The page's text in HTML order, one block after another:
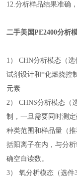
12.分析样品结果准确
二手美国PE2400分析
1） CHN分析模态（
试剂设计和*化燃烧控
元素
2） CHNS分析模态（
制，一旦需要同时测
种类范围和样品量（
括阳离子在内，与分
确空白读数。
3） 氧分析模态（选件